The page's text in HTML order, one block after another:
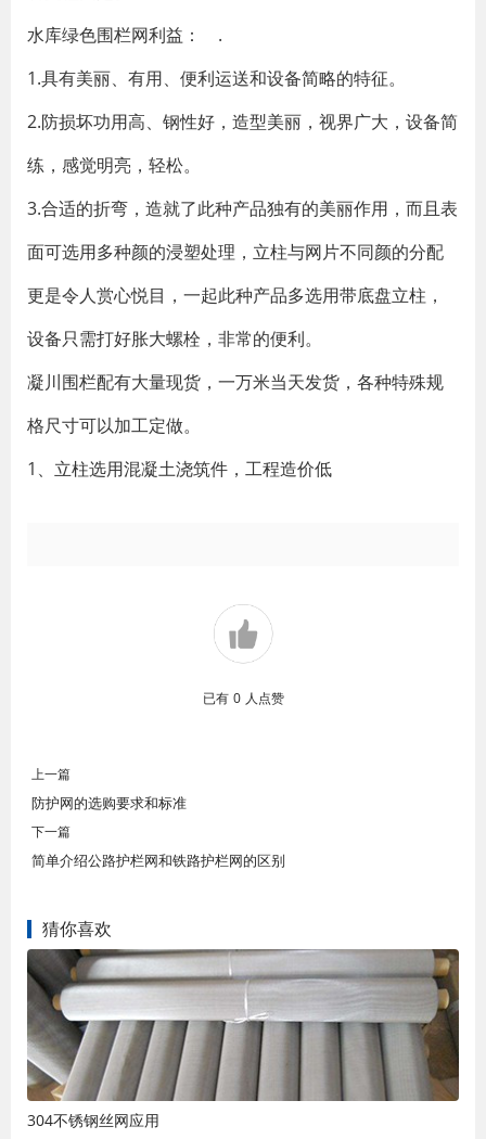
水库绿色围栏网利益： .
1.具有美丽、有用、便利运送和设备简略的特征。
2.防损坏功用高、钢性好，造型美丽，视界广大，设备简
练，感觉明亮，轻松。
3.合适的折弯，造就了此种产品独有的美丽作用，而且表
面可选用多种颜的浸塑处理，立柱与网片不同颜的分配
更是令人赏心悦目，一起此种产品多选用带底盘立柱，
设备只需打好胀大螺栓，非常的便利。
凝川围栏配有大量现货，一万米当天发货，各种特殊规
格尺寸可以加工定做。
1、立柱选用混凝土浇筑件，工程造价低
已有 0 人点赞
上一篇
防护网的选购要求和标准
下一篇
简单介绍公路护栏网和铁路护栏网的区别
猜你喜欢
304不锈钢丝网应用